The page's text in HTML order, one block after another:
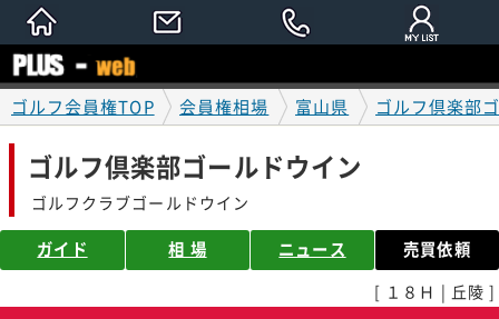
ゴルフ会員権TOP 会員権相場 富山県 ゴルフ倶楽部
ゴルフ倶楽部ゴールドウイン
ゴルフクラブゴールドウイン
ガイド 相 場 ニュース 売買依頼
[ １８Ｈ | 丘陵 ]